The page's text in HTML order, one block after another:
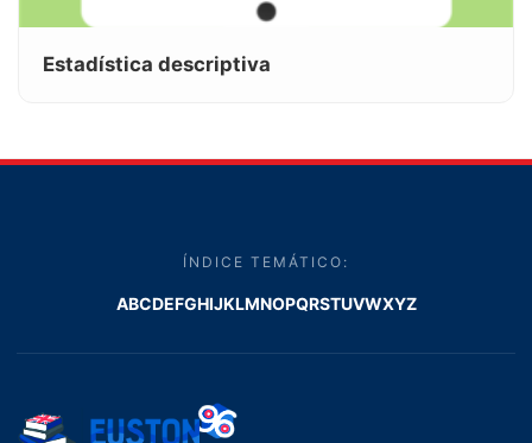
Estadística descriptiva
ÍNDICE TEMÁTICO:
ABCDEFGHIJKLMNOPQRSTUVWXYZ